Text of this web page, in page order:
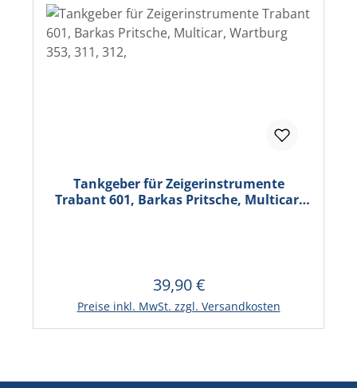
Tankgeber für Zeigerinstrumente
Trabant 601, Barkas Pritsche, Multicar,
Regulärer Preis:
39,90 €
Preise inkl. MwSt. zzgl. Versandkosten